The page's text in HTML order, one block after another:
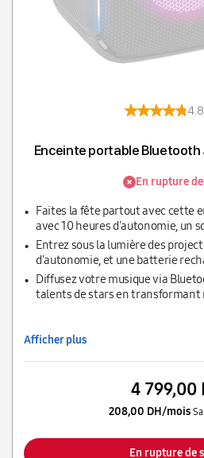
Enceinte portable Bluetooth
En rupture
Faites la fête partout avec cette
avec 10 heures d'autonomie, un
puissant avec basses profondes
dynamiques intégrés
Entrez sous la lumière des
d'autonomie, et une batterie
ne prendra jamais fin !
Diffusez votre musique via
talents de stars en transformant
Afficher plus
4 799,00
208,00 DH/mois
En rupture de